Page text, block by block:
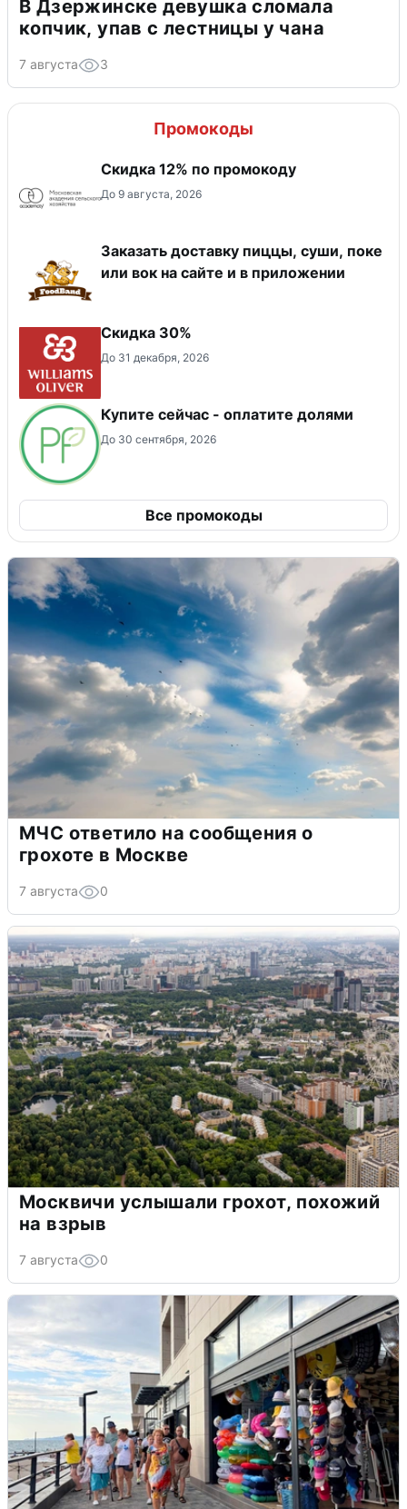
В Дзержинске девушка сломала
копчик, упав с лестницы у чана
7 августа 3
Промокоды
Скидка 12% по промокоду
До 9 августа, 2026
Заказать доставку пиццы, суши, поке
или вок на сайте и в приложении
Скидка 30%
До 31 декабря, 2026
Купите сейчас - оплатите долями
До 30 сентября, 2026
Все промокоды
МЧС ответило на сообщения о
грохоте в Москве
7 августа 0
Москвичи услышали грохот, похожий
на взрыв
7 августа 0